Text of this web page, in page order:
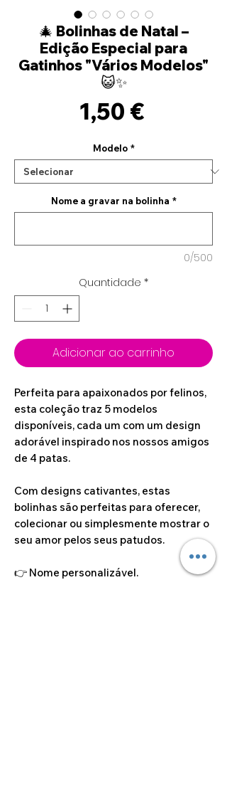
🎄 Bolinhas de Natal –
Edição Especial para
Gatinhos "Vários Modelos"
😺✨
1,50 €
Modelo *
Nome a gravar na bolinha *
0/500
Quantidade *
Adicionar ao carrinho
Perfeita para apaixonados por felinos,
esta coleção traz 5 modelos
disponíveis, cada um com um design
adorável inspirado nos nossos amigos
de 4 patas.
Com designs cativantes, estas
bolinhas são perfeitas para oferecer,
colecionar ou simplesmente mostrar o
seu amor pelos seus patudos.
👉 Nome personalizável.